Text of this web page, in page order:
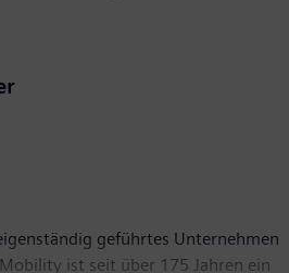
geführtes Unternehmen
ist seit über 175 Jahren ein